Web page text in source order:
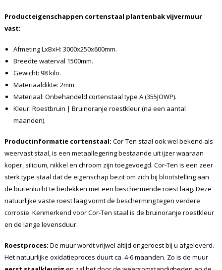
Producteigenschappen cortenstaal plantenbak vijvermuur
vast:
Afmeting LxBxH: 3000x250x600mm.
Breedte waterval 1500mm.
Gewicht: 98 kilo.
Materiaaldikte: 2mm.
Materiaal: Onbehandeld cortenstaal type A (355JOWP).
Kleur: Roestbruin | Bruinoranje roestkleur (na een aantal
maanden).
Productinformatie cortenstaal: Cor-Ten staal ook wel bekend als
weervast staal, is een metaallegering bestaande uit ijzer waaraan
koper, silicium, nikkel en chroom zijn toegevoegd. Cor-Ten is een zeer
sterk type staal dat de eigenschap bezit om zich bij blootstelling aan
de buitenlucht te bedekken met een beschermende roest laag. Deze
natuurlijke vaste roest laag vormt de bescherming tegen verdere
corrosie. Kenmerkend voor Cor-Ten staal is de bruinoranje roestkleur
en de lange levensduur.
Roestproces: De muur wordt vrijwel altijd ongeroest bij u afgeleverd.
Het natuurlijke oxidatieproces duurt ca. 4-6 maanden. Zo is de muur